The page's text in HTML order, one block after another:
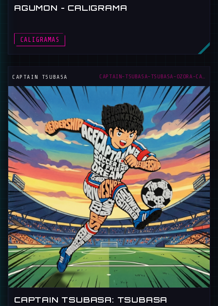
AGUMON - CALIGRAMA
CALIGRAMAS
CAPTAIN TSUBASA CAPTAIN-TSUBASA-TSUBASA-OZORA-CALIGRAMA
CAPTAIN TSUBASA: TSUBASA